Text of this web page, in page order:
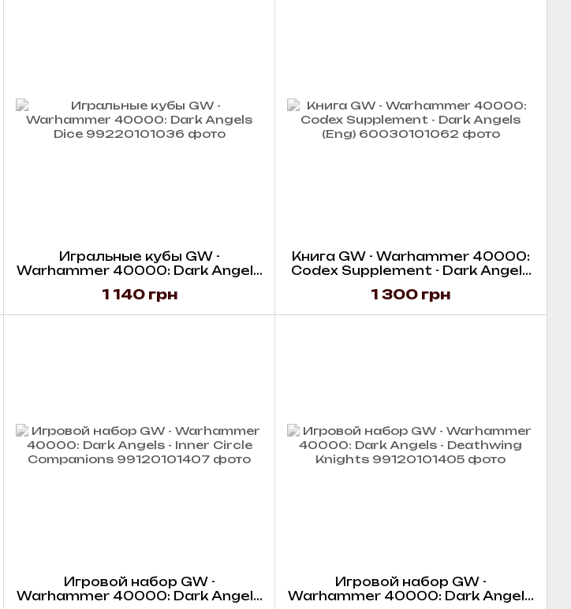
Игральные кубы GW -
Warhammer 40000: Dark Angels
1 140 грн
Книга GW - Warhammer 40000:
Codex Supplement - Dark Angels
1 300 грн
Игровой набор GW -
Warhammer 40000: Dark Angels
Игровой набор GW -
Warhammer 40000: Dark Angels